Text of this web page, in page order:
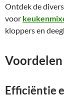
Ontdek de
voor
kloppers en
Efficiëntie